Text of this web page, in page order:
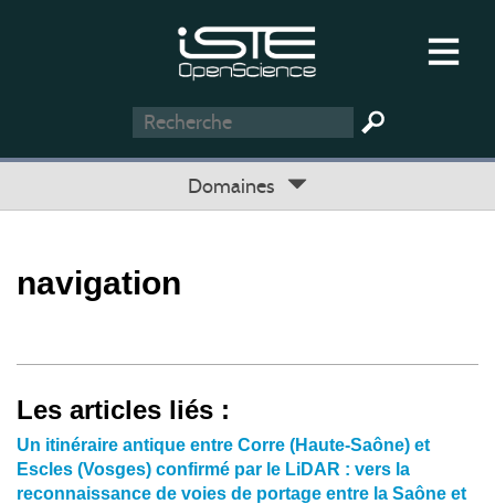
Domaines
navigation
Les articles liés :
Un itinéraire antique entre Corre (Haute-Saône) et
Escles (Vosges) confirmé par le LiDAR : vers la
reconnaissance de voies de portage entre la Saône et